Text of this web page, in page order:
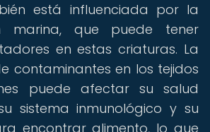
está influenciada por la
marina, que puede tener
en estas criaturas. La
contaminantes en los tejidos
puede afectar su salud
sistema inmunológico y su
encontrar alimento, lo que